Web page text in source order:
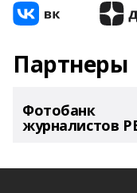
Партнеры
Фотобанк
журналистов